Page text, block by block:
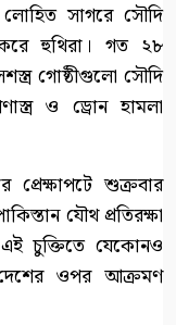
সাগরে সৌদি
হুথিরা। গত ২৮
গোষ্ঠীগুলো সৌদি
ও ড্রোন হামলা
প্রেক্ষাপটে শুক্রবার
যৌথ প্রতিরক্ষা
চুক্তিতে যেকোনও
ওপর আক্রমণ